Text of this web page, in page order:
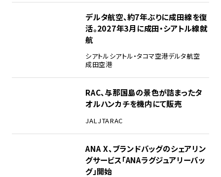
デルタ航空、約7年ぶりに成田線を復
活。2027年3月に成田・シアトル線就
航
シアトルシアトル・タコマ空港デルタ航空
成田空港
RAC、与那国島の景色が詰まったタ
オルハンカチを機内にて販売
JAL JTARAC
ANA X、ブランドバッグのシェアリン
グサービス「ANAラグジュアリーバッ
グ」開始